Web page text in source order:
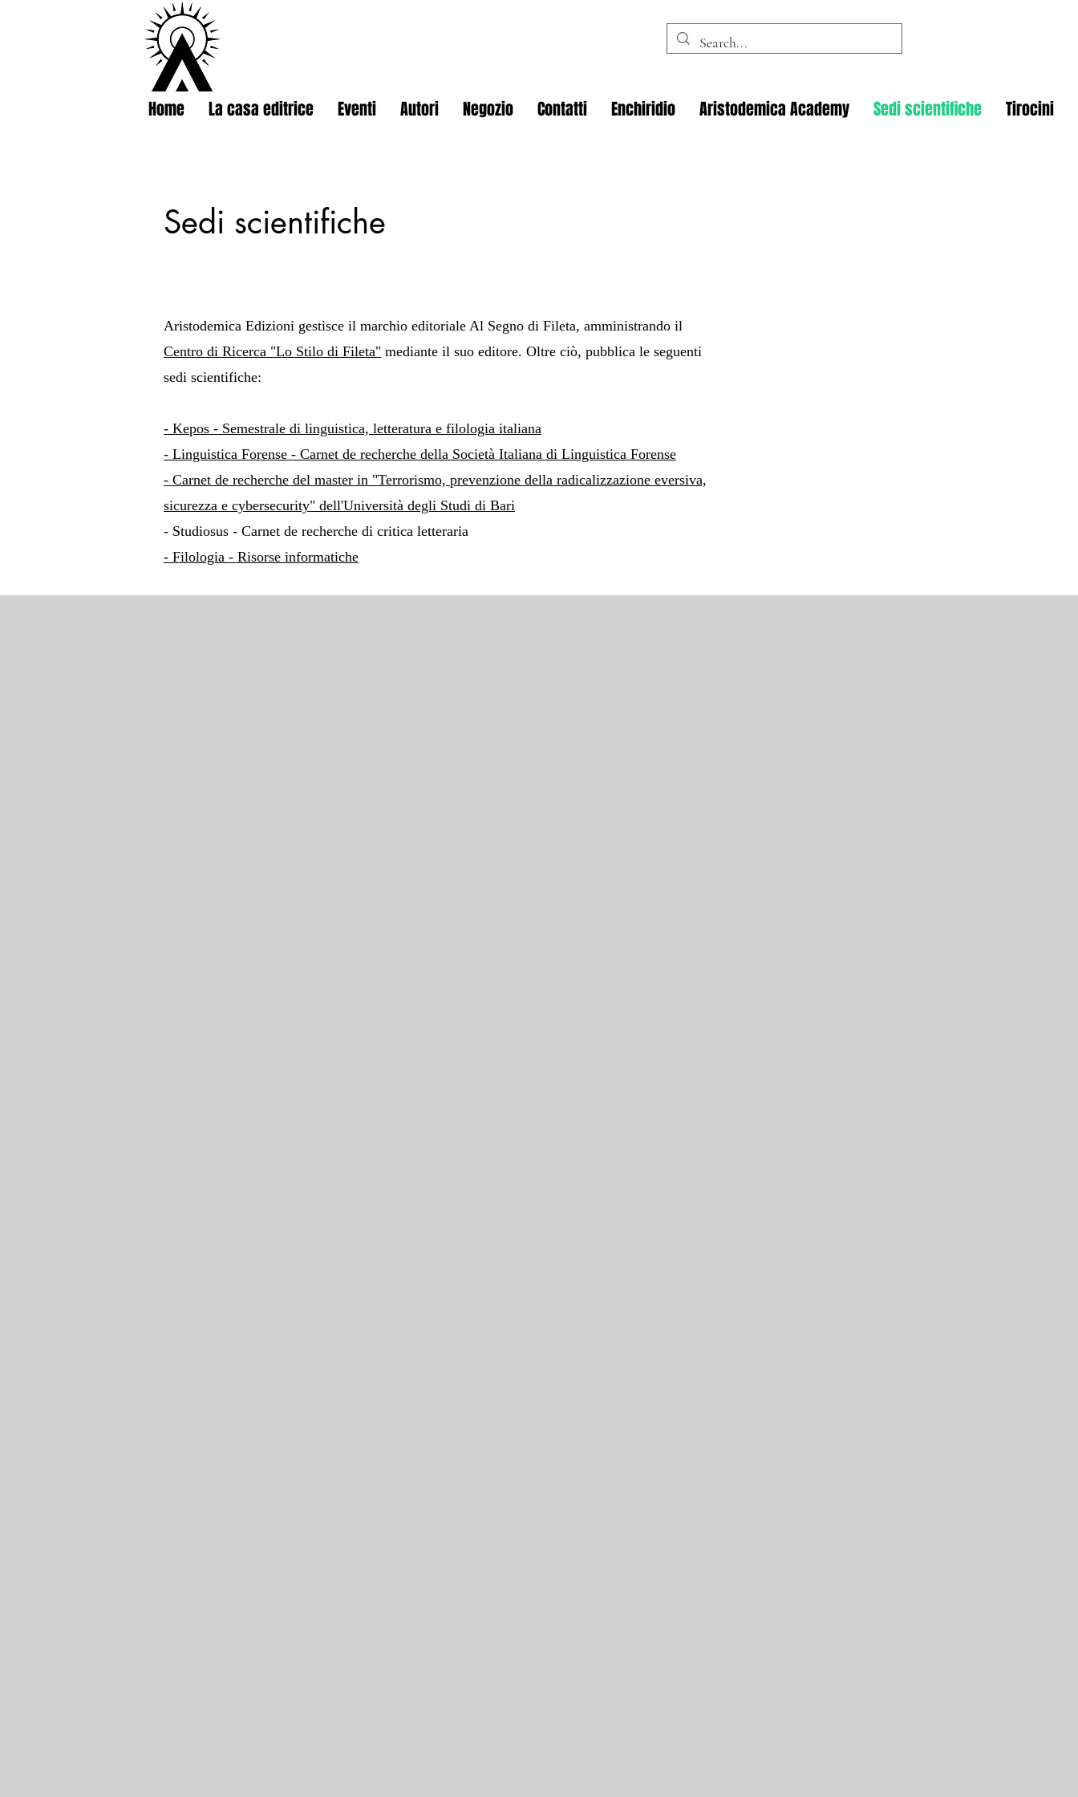
Home La casa editrice Eventi Autori Negozio Contatti Enchiridio Aristodemica Academy Sedi scientifiche Tirocini
Questo è un paragrafo. Fai clic qui per modificarlo e aggiungere il tuo testo.
Sedi scientifiche
Aristodemica Edizioni gestisce il marchio editoriale Al Segno di Fileta, amministrando il
Centro di Ricerca "Lo Stilo di Fileta" mediante il suo editore. Oltre ciò, pubblica le seguenti
sedi scientifiche:
- Kepos - Semestrale di linguistica, letteratura e filologia italiana
- Linguistica Forense - Carnet de recherche della Società Italiana di Linguistica Forense
- Carnet de recherche del master in "Terrorismo, prevenzione della radicalizzazione eversiva,
sicurezza e cybersecurity" dell'Università degli Studi di Bari
- Studiosus - Carnet de recherche di critica letteraria
- Filologia - Risorse informatiche